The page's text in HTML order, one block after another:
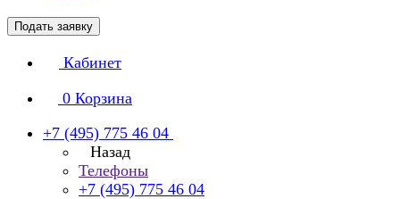
Подать заявку
Кабинет
0 Корзина
+7 (495) 775 46 04
Назад
Телефоны
+7 (495) 775 46 04